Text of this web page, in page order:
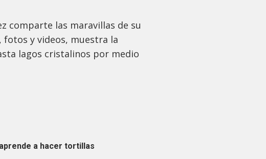
comparte las maravillas de su
fotos y videos, muestra la
lagos cristalinos por medio
a hacer tortillas